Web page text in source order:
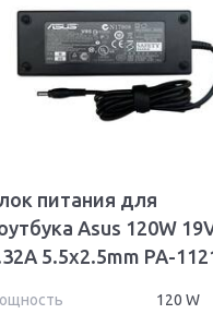
питания для
Asus 120W
5.5x2.5mm PA-
120 W